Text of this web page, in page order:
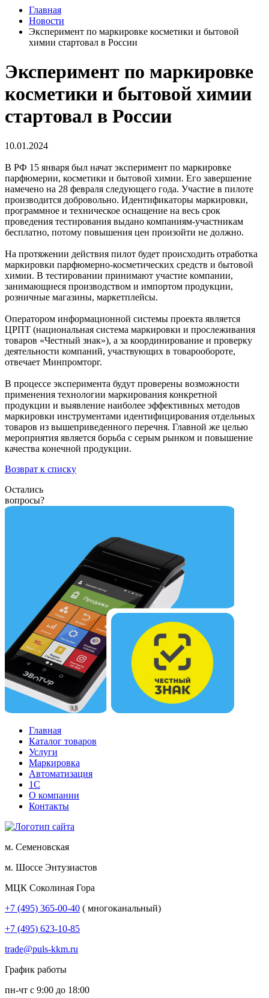
Главная
Новости
Эксперимент по маркировке косметики и бытовой
химии стартовал в России
Эксперимент по маркировке
косметики и бытовой химии
стартовал в России
10.01.2024
В РФ 15 января был начат эксперимент по маркировке
парфюмерии, косметики и бытовой химии. Его завершение
намечено на 28 февраля следующего года. Участие в пилоте
производится добровольно. Идентификаторы маркировки,
программное и техническое оснащение на весь срок
проведения тестирования выдано компаниям-участникам
бесплатно, потому повышения цен произойти не должно.
На протяжении действия пилот будет происходить отработка
маркировки парфюмерно-косметических средств и бытовой
химии. В тестировании принимают участие компании,
занимающиеся производством и импортом продукции,
розничные магазины, маркетплейсы.
Оператором информационной системы проекта является
ЦРПТ (национальная система маркировки и прослеживания
товаров «Честный знак»), а за координирование и проверку
деятельности компаний, участвующих в товарообороте,
отвечает Минпромторг.
В процессе эксперимента будут проверены возможности
применения технологии маркирования конкретной
продукции и выявление наиболее эффективных методов
маркировки инструментами идентифицирования отдельных
товаров из вышеприведенного перечня. Главной же целью
мероприятия является борьба с серым рынком и повышение
качества конечной продукции.
Возврат к списку
Остались
вопросы?
Главная
Каталог товаров
Услуги
Маркировка
Автоматизация
1С
О компании
Контакты
м. Семеновская
м. Шоссе Энтузиастов
МЦК Соколиная Гора
+7 (495) 365-00-40 ( многоканальный)
+7 (495) 623-10-85
trade@puls-kkm.ru
График работы
пн-чт с 9:00 до 18:00